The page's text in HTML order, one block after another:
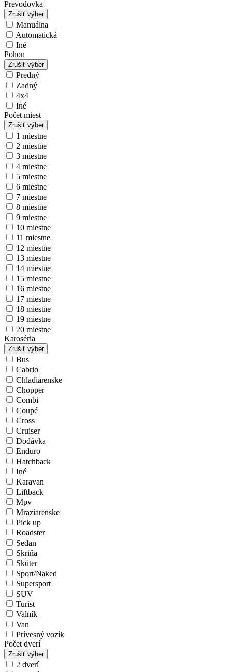
Prevodovka
Zrušiť výber
Manuálna
Automatická
Iné
Pohon
Zrušiť výber
Predný
Zadný
4x4
Iné
Počet miest
Zrušiť výber
1 miestne
2 miestne
3 miestne
4 miestne
5 miestne
6 miestne
7 miestne
8 miestne
9 miestne
10 miestne
11 miestne
12 miestne
13 miestne
14 miestne
15 miestne
16 miestne
17 miestne
18 miestne
19 miestne
20 miestne
Karoséria
Zrušiť výber
Bus
Cabrio
Chladiarenske
Chopper
Combi
Coupé
Cross
Cruiser
Dodávka
Enduro
Hatchback
Iné
Karavan
Liftback
Mpv
Mraziarenske
Pick up
Roadster
Sedan
Skriňa
Skúter
Sport/Naked
Supersport
SUV
Turist
Valník
Van
Prívesný vozík
Počet dverí
Zrušiť výber
2 dverí